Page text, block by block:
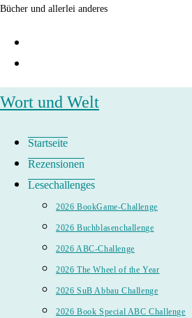
Zum
Bücher und allerlei anderes
Wort und Welt
Startseite
Rezensionen
Lesechallenges
2026 BookGame-Challenge
2026 Buchblasenchallenge
2026 ABC-Challenge
2026 The Wheel of the Year
2026 SuB Abbau Challenge
2026 Book Special ABC Challenge